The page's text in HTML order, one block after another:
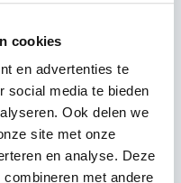
cookies
en advertenties te
social media te bieden
Ook delen we
site met onze
en analyse. Deze
met andere